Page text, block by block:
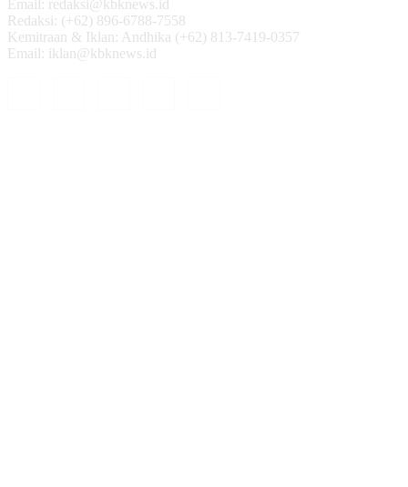
Email: redaksi@kbknews.id
Redaksi: (+62) 896-6788-7558
Kemitraan & Iklan: Andhika (+62) 813-7419-0357
Email: iklan@kbknews.id